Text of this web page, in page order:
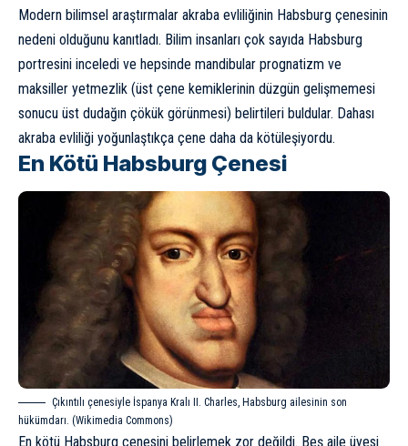
Modern bilimsel araştırmalar akraba evliliğinin Habsburg çenesinin
nedeni olduğunu kanıtladı. Bilim insanları çok sayıda Habsburg
portresini inceledi ve hepsinde mandibular prognatizm ve
maksiller yetmezlik (üst çene kemiklerinin düzgün gelişmemesi
sonucu üst dudağın çökük görünmesi) belirtileri buldular. Dahası
akraba evliliği yoğunlaştıkça çene daha da kötüleşiyordu.
En Kötü Habsburg Çenesi
Çıkıntılı çenesiyle İspanya Kralı II. Charles, Habsburg ailesinin son
hükümdarı. (Wikimedia Commons)
En kötü Habsburg çenesini belirlemek zor değildi. Beş aile üyesi